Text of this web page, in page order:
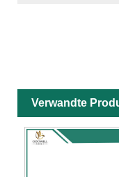
Verwandte